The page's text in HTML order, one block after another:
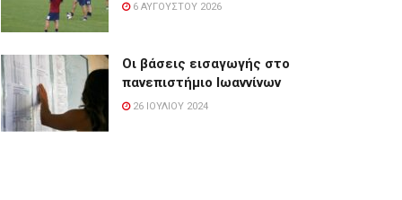
6 ΑΥΓΟΎΣΤΟΥ 2026
Οι βάσεις εισαγωγής στο
πανεπιστήμιο Ιωαννίνων
26 ΙΟΥΛΊΟΥ 2024